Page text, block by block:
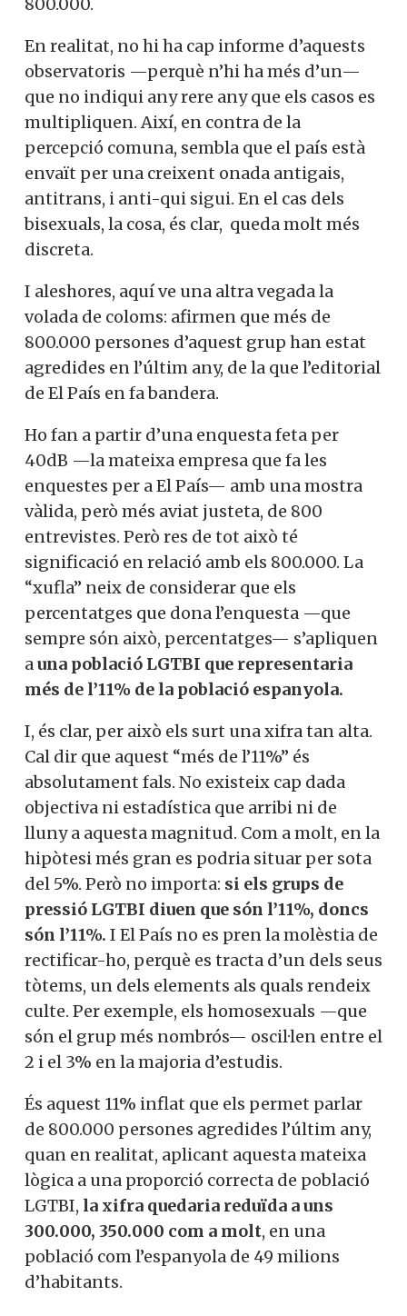
En realitat, no hi ha cap informe d’aquests
observatoris —perquè n’hi ha més d’un—
que no indiqui any rere any que els casos es
multipliquen. Així, en contra de la
percepció comuna, sembla que el país està
envaït per una creixent onada antigais,
antitrans, i anti-qui sigui. En el cas dels
bisexuals, la cosa, és clar, queda molt més
discreta.
I aleshores, aquí ve una altra vegada la
volada de coloms: afirmen que més de
800.000 persones d’aquest grup han estat
agredides en l’últim any, de la que l’editorial
de El País en fa bandera.
Ho fan a partir d’una enquesta feta per
40dB —la mateixa empresa que fa les
enquestes per a El País— amb una mostra
vàlida, però més aviat justeta, de 800
entrevistes. Però res de tot això té
significació en relació amb els 800.000. La
“xufla” neix de considerar que els
percentatges que dona l’enquesta —que
sempre són això, percentatges— s’apliquen
auna població LGTBI que representaria
més de l’11% de la població espanyola.
I, és clar, per això els surt una xifra tan alta.
Cal dir que aquest “més de l’11%” és
absolutament fals. No existeix cap dada
objectiva ni estadística que arribi ni de
lluny a aquesta magnitud. Com a molt, en la
hipòtesi més gran es podria situar per sota
del 5%. Però no importa: si els grups de
pressió LGTBI diuen que són l’11%, doncs
són l’11%. I El País no es pren la molèstia de
rectificar-ho, perquè es tracta d’un dels seus
tòtems, un dels elements als quals rendeix
culte. Per exemple, els homosexuals —que
són el grup més nombrós— oscil·len entre el
2 i el 3% en la majoria d’estudis.
És aquest 11% inflat que els permet parlar
de 800.000 persones agredides l’últim any,
quan en realitat, aplicant aquesta mateixa
lògica a una proporció correcta de població
LGTBI, la xifra quedaria reduïda a uns
300.000, 350.000 com a molt, en una
població com l’espanyola de 49 milions
d’habitants.